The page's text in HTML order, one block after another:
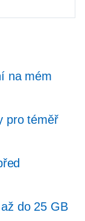
na mém
pro téměř
do 25 GB